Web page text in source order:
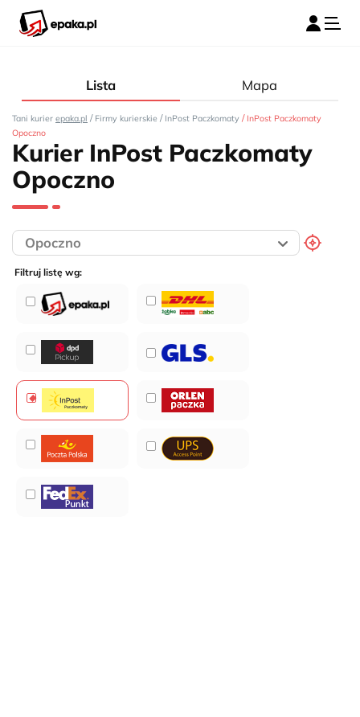
Lista Mapa
Tani kurier epaka.pl / Firmy kurierskie / InPost Paczkomaty / InPost Paczkomaty
Opoczno
Kurier InPost Paczkomaty
Opoczno
Filtruj listę wg: